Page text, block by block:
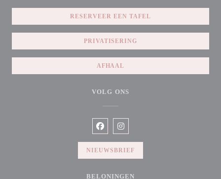
RESERVEER EEN TAFEL
PRIVATISERING
AFHAAL
VOLG ONS
Facebook ((opent in een nieuw
Instagram ((opent in een nieuw
NIEUWSBRIEF
BELONINGEN